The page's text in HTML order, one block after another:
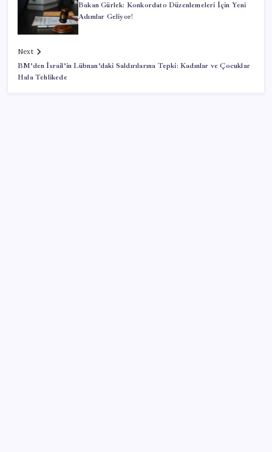
Bakan Gürlek: Konkordato Düzenlemeleri İçin Yeni
Adımlar Geliyor!
Next
BM’den İsrail’in Lübnan’daki Saldırılarına Tepki: Kadınlar ve Çocuklar
Hala Tehlikede